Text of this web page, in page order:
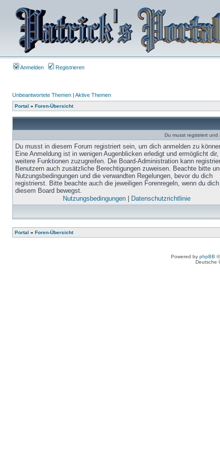
Anmelden Registrieren
Unbeantwortete Themen | Aktive Themen
Portal » Foren-Übersicht
Du musst registriert
Du musst in diesem Forum registriert sein, um dich anmelden zu
Eine Anmeldung ist in wenigen Augenblicken erledigt und ermöglicht
weitere Funktionen zuzugreifen. Die Board-Administration kann
Benutzern auch zusätzliche Berechtigungen zuweisen. Beachte bitte
Nutzungsbedingungen und die verwandten Regelungen, bevor du dich
registrierst. Bitte beachte auch die jeweiligen Forenregeln, wenn du
diesem Board bewegst.
Nutzungsbedingungen| Datenschutzrichtlinie
Portal » Foren-Übersicht
Powered by phpBB
Deutsche